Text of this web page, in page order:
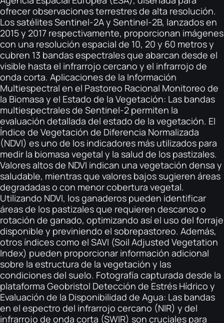
ofrecer observaciones terrestres de alta resolución.
Los satélites Sentinel-2A y Sentinel-2B, lanzados en
2015 y 2017 respectivamente, proporcionan imágenes
con una resolución espacial de 10, 20 y 60 metros y
cubren 13 bandas espectrales que abarcan desde el
visible hasta el infrarrojo cercano y el infrarrojo de
onda corta. Aplicaciones de la Información
Multiespectral en el Pastoreo Racional Monitoreo de
la Biomasa y el Estado de la Vegetación: Las bandas
multiespectrales de Sentinel-2 permiten la
evaluación detallada del estado de la vegetación. El
Índice de Vegetación de Diferencia Normalizada
(NDVI) es uno de los indicadores más utilizados para
medir la biomasa vegetal y la salud de los pastizales.
Valores altos de NDVI indican una vegetación densa y
saludable, mientras que valores bajos sugieren áreas
degradadas o con menor cobertura vegetal.
Utilizando NDVI, los ganaderos pueden identificar
áreas de los pastizales que requieren descanso o
rotación de ganado, optimizando así el uso del forraje
disponible y previniendo el sobrepastoreo. Además,
otros índices como el SAVI (Soil Adjusted Vegetation
Index) pueden proporcionar información adicional
sobre la estructura de la vegetación y las
condiciones del suelo. Fotografía capturada desde la
plataforma Geobristol Detección de Estrés Hídrico y
Evaluación de la Disponibilidad de Agua: Las bandas
en el espectro del infrarrojo cercano (NIR) y del
infrarrojo de onda corta (SWIR) son cruciales para